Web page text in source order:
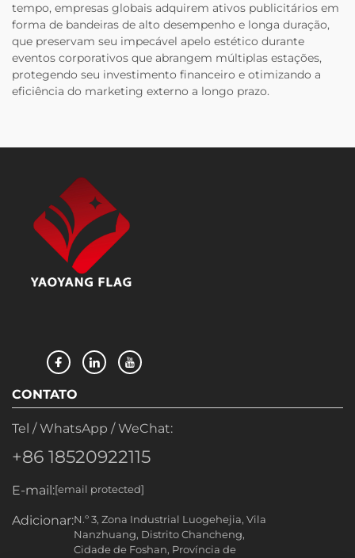
tempo, empresas globais adquirem ativos publicitários em
forma de bandeiras de alto desempenho e longa duração,
que preservam seu impecável apelo estético durante
eventos corporativos que abrangem múltiplas estações,
protegendo seu investimento financeiro e otimizando a
eficiência do marketing externo a longo prazo.
CONTATO
Tel / WhatsApp / WeChat:
+86 18520922115
E-mail:[email protected]
Adicionar:N.º 3, Zona Industrial Luogehejia, Vila
Nanzhuang, Distrito Chancheng,
Cidade de Foshan, Província de